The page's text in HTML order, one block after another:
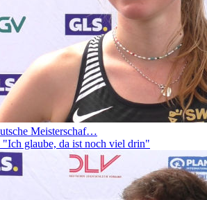
Meisterschaf…
"Ich glaube, da ist noch viel drin"